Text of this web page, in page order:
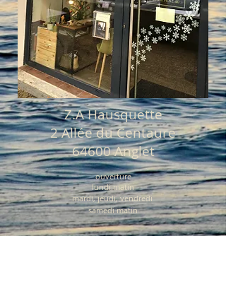
Z.A Hausquette
2 Allée du Centaure
64600 Anglet
ouverture
lundi matin
mardi, jeudi, vendredi
samedi matin